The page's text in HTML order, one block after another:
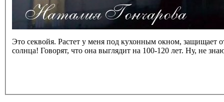
Это секвойя. Растет у меня под кухонным окном, защищает
солнца! Говорят, что она выглядит на 100-120 лет. Ну, не